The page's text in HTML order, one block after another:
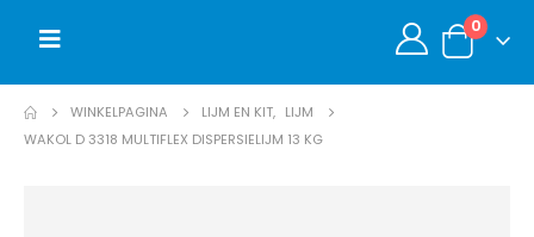
0
WINKELPAGINA LIJM EN KIT, LIJM
WAKOL D 3318 MULTIFLEX DISPERSIELIJM 13 KG